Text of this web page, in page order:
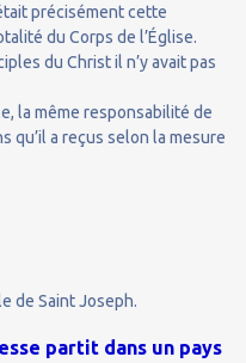
précisément cette
du Corps de l’Église.
du Christ il n’y avait pas
la même responsabilité de
qu’il a reçus selon la mesure
de Saint Joseph.
partit dans un pays